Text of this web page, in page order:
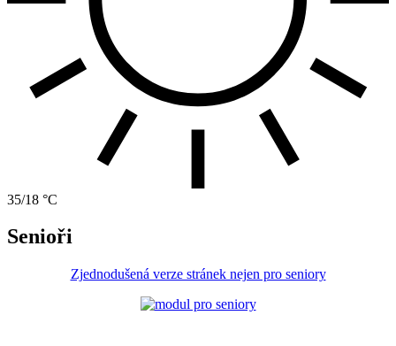
35/18 °C
Senioři
Zjednodušená verze stránek nejen pro seniory